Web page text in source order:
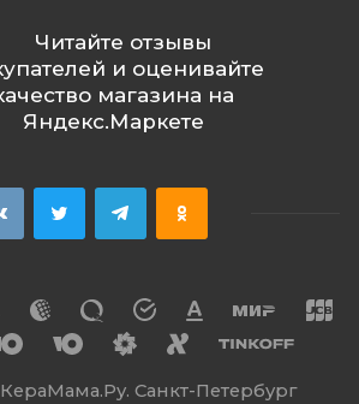
КераМама.Ру. Санкт-Петербург